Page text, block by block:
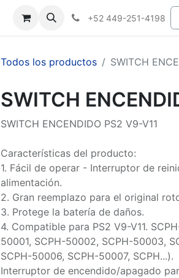
+52 449-251-4198
Todos los productos SWITCH
SWITCH
SWITCH ENCENDIDO PS2 V9-V11
Características del producto:
1. Fácil de operar - Interruptor de
alimentación.
2. Gran reemplazo para el original
3. Protege la batería de daños.
4. Compatible para PS2 V9-V11.
50001, SCPH-50002, SCPH-50003,
SCPH-50006, SCPH-50007, SCPH...).
Interruptor de encendido/apagado